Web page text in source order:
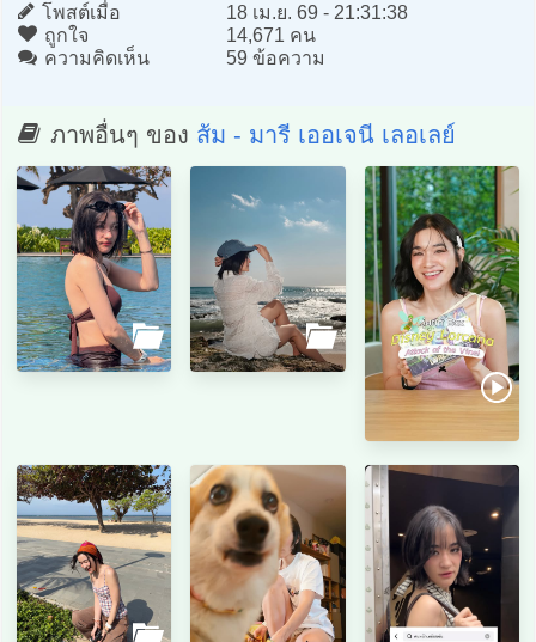
โพสต์เมื่อ
18 เม.ย. 69 - 21:31:38
ถูกใจ
14,671 คน
ความคิดเห็น
59 ข้อความ
ภาพอื่นๆ ของ ส้ม - มารี เออเจนี เลอเลย์